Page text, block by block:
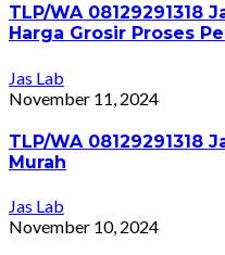
TLP/WA 08129291318
Harga Grosir Proses
Jas Lab
November 11, 2024
TLP/WA 08129291318
Murah
Jas Lab
November 10, 2024